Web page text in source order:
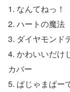
1. なんてねっ！
2. ハートの魔法
3. ダイヤモンド
4. かわいいだ
カバー
5. ぱじゃまぱー